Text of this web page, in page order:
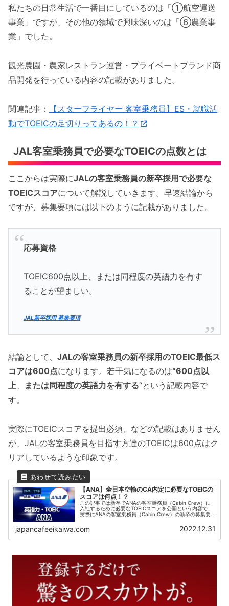
私たちの日常生活で一番目にしているのは「①航空運送
事業」ですが、その他の領域で興味深いのは「⑥農業事
業」でした。
観光農園・農家レストラン運営・プライベートブランド商
品開発を行っている内容の記載がありました。
関連記事：
【スターフライヤー 客室乗務員】ES・就職活
動でTOEICの足切りってあるの！？
JAL客室乗務員で必要なTOEICの点数とは
ここからは実際にJALの客室乗務員の新卒採用で必要な
TOEICスコアについて解説していきます。早速結論から
ですが、募集要項には以下のように記載がありました。
応募資格
TOEIC600点以上、または同程度の英語力を有す
ることが望ましい。
JAL新卒採用 募集要項
結論として、 JALの客室乗務員の新卒採用のTOEIC最低ス
コアは600点になります。若干気になるのは“600点以
上
または同程度の英語力を有する“という記載内容で
す。
実際にTOEICスコアを提出必須、などの記載はありません
が、JALの客室乗務員を目指す方達のTOEICは600点はク
リアしているような印象です。
【ANA】全日本空輸のCA内定に必要なTOEICの
スコアは何点！？
この記事では新卒でANAの客室乗務員（Cabin Crew）に
入社するために必要なTOEICスコアを公開という内容で、
実際にANAの客室乗務員（Cabin Crew）の新卒の募集要
japancafeeikaiwa.com 2022.12.31